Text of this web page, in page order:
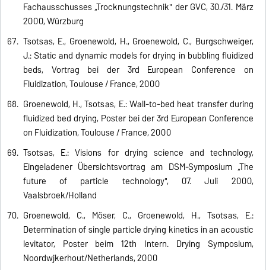
Fachausschusses „Trocknungstechnik" der GVC, 30./31. März
2000, Würzburg
Tsotsas, E., Groenewold, H., Groenewold, C., Burgschweiger,
J.: Static and dynamic models for drying in bubbling fluidized
beds, Vortrag bei der 3rd European Conference on
Fluidization, Toulouse / France, 2000
Groenewold, H., Tsotsas, E.: Wall-to-bed heat transfer during
fluidized bed drying, Poster bei der 3rd European Conference
on Fluidization, Toulouse / France, 2000
Tsotsas, E.: Visions for drying science and technology,
Eingeladener Übersichtsvortrag am DSM-Symposium „The
future of particle technology", 07. Juli 2000,
Vaalsbroek/Holland
Groenewold, C., Möser, C., Groenewold, H., Tsotsas, E.:
Determination of single particle drying kinetics in an acoustic
levitator, Poster beim 12th Intern. Drying Symposium,
Noordwijkerhout/Netherlands, 2000